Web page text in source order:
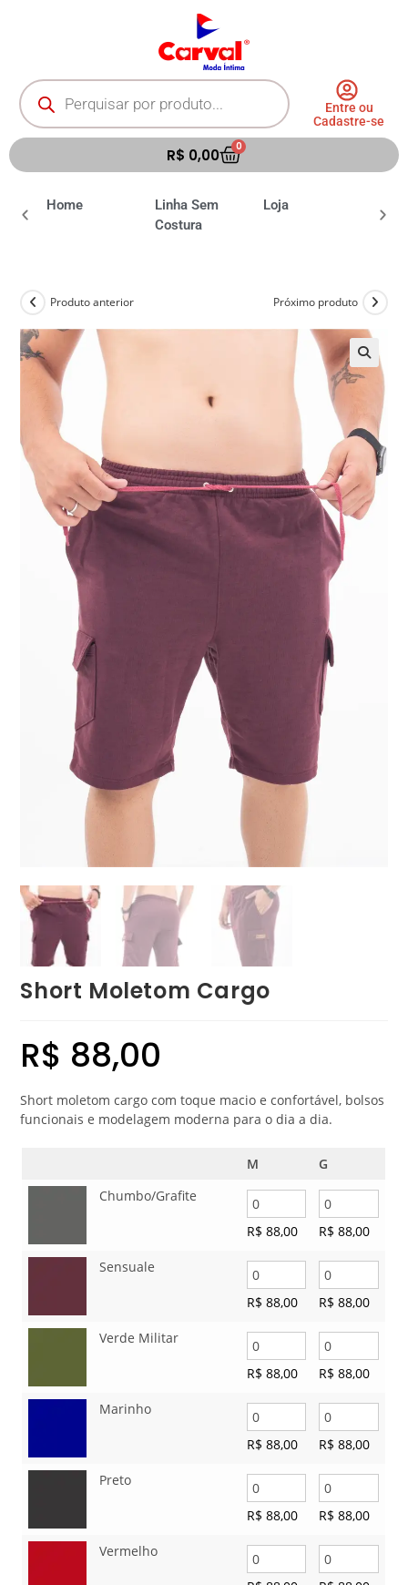
Entre ou
Cadastre-se
R$ 0,00 0
Home
Linha Sem
Costura
Loja
Produto anterior Próximo produto
Short Moletom Cargo
R$ 88,00
Short moletom cargo com toque macio e confortável, bolsos
funcionais e modelagem moderna para o dia a dia.
M
G
Chumbo/Grafite
R$ 88,00 R$ 88,00
Sensuale
R$ 88,00 R$ 88,00
Verde Militar
R$ 88,00 R$ 88,00
Marinho
R$ 88,00 R$ 88,00
Preto
R$ 88,00 R$ 88,00
Vermelho